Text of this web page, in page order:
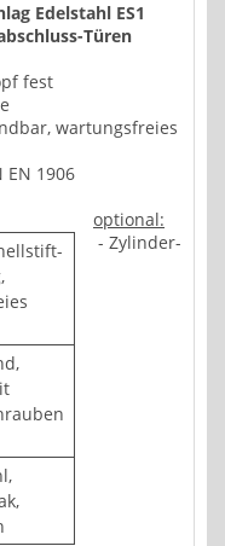
Edelstahl ES1
Türen
fest
wartungsfreies
1906
optional:
- Zylinder-